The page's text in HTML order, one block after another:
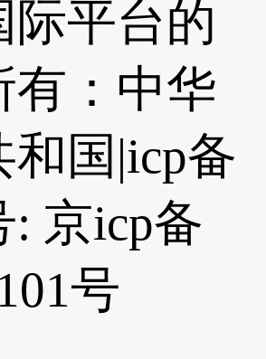
际平台的
有：中华
和国 |icp备
: 京icp备
号